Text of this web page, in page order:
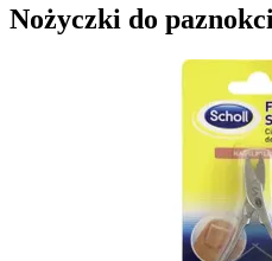
Nożyczki do